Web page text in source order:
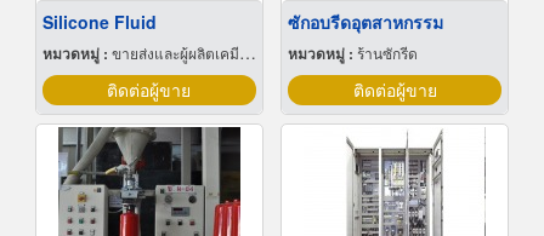
Silicone Fluid
หมวดหมู่ : ขายส่งและผู้ผลิตเคมีภัณฑ์
ติดต่อผู้ขาย
ซักอบรีดอุตสาหกรรม
หมวดหมู่ : ร้านซักรีด
ติดต่อผู้ขาย